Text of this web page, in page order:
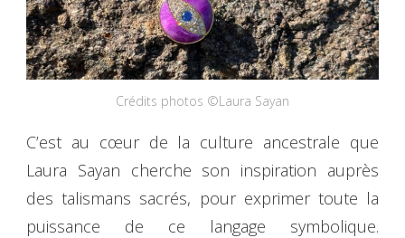
Crédits photos ©Laura Sayan
C’est au cœur de la culture ancestrale que
Laura Sayan cherche son inspiration auprès
des talismans sacrés, pour exprimer toute la
puissance de ce langage symbolique.